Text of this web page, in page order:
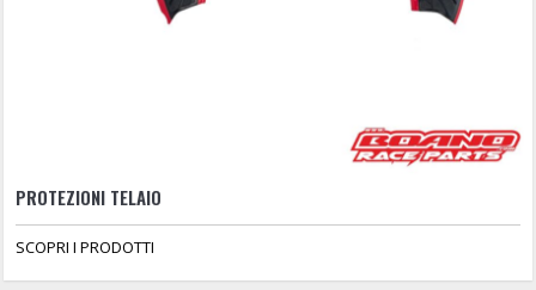
PROTEZIONI TELAIO
SCOPRI I PRODOTTI